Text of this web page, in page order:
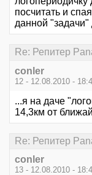
посчитать и
данной "задачи"
Re: Репитер
conler
12 - 12.08.2010 -
...я на даче
14,3км от
Re: Репитер
conler
13 - 12.08.2010 -